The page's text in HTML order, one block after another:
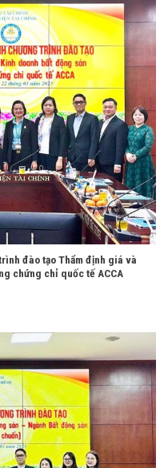
đào tạo Thẩm định giá và
chứng chỉ quốc tế ACCA